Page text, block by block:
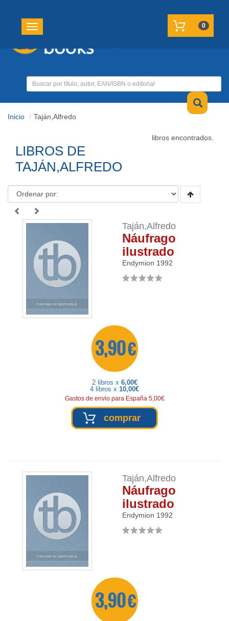
Toggle navigation 0
Inicio Taján,Alfredo
libros encontrados.
LIBROS DE
TAJÁN,ALFREDO
Taján,Alfredo
Náufrago
ilustrado
Endymion 1992
3,90 €
2 libros x 6,00€
4 libros x 10,00€
Gastos de envio para España 5,00€
comprar
Taján,Alfredo
Náufrago
ilustrado
Endymion 1992
3,90 €